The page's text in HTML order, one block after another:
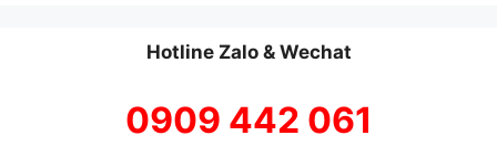
Hotline Zalo & Wechat
0909 442 061